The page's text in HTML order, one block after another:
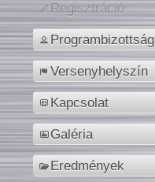
Regisztráció
Programbizottság
Versenyhelyszín
Kapcsolat
Galéria
Eredmények